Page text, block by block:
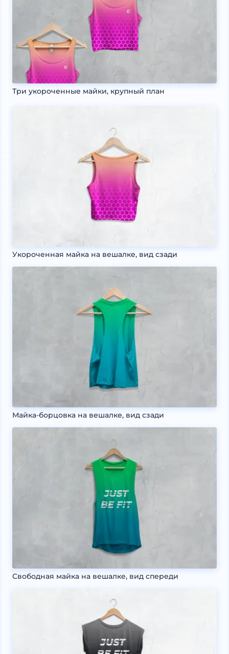
Три укороченные майки, крупный план
Укороченная майка на вешалке, вид сзади
Майка-борцовка на вешалке, вид сзади
Свободная майка на вешалке, вид спереди